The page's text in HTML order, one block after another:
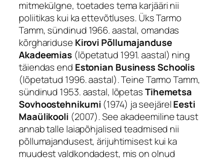
mitmekülgne, toetades tema karjääri nii
poliitikas kui ka ettevõtluses. Üks Tarmo
Tamm, sündinud 1966. aastal, omandas
kõrghariduse Kirovi Põllumajanduse
Akadeemias (lõpetatud 1991. aastal) ning
täiendas end Estonian Business Schoolis
(lõpetatud 1996. aastal). Teine Tarmo Tamm,
sündinud 1953. aastal, lõpetasTihemetsa
Sovhoostehnikumi (1974) ja seejärelEesti
Maaülikooli (2007). See akadeemiline taust
annab talle laiapõhjalised teadmised nii
põllumajandusest, ärijuhtimisest kui ka
muudest valdkondadest, mis on olnud